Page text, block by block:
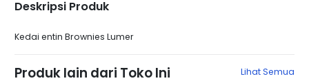
Deskripsi Produk
Kedai entin Brownies Lumer
Produk lain dari Toko Ini Lihat Semua